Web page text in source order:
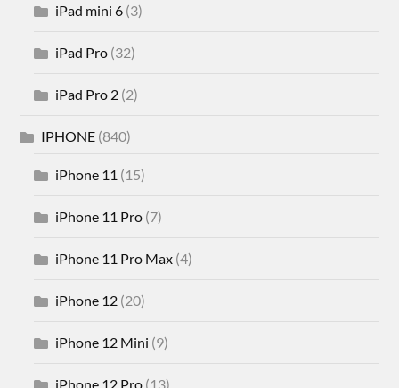
iPad mini 6 (3)
iPad Pro (32)
iPad Pro 2 (2)
IPHONE (840)
iPhone 11 (15)
iPhone 11 Pro (7)
iPhone 11 Pro Max (4)
iPhone 12 (20)
iPhone 12 Mini (9)
iPhone 12 Pro (13)